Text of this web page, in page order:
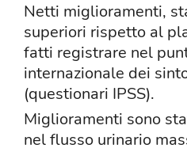
Netti miglioramenti,
superiori rispetto al
fatti registrare nel
internazionale dei
(questionari IPSS).
Miglioramenti sono
nel flusso urinario